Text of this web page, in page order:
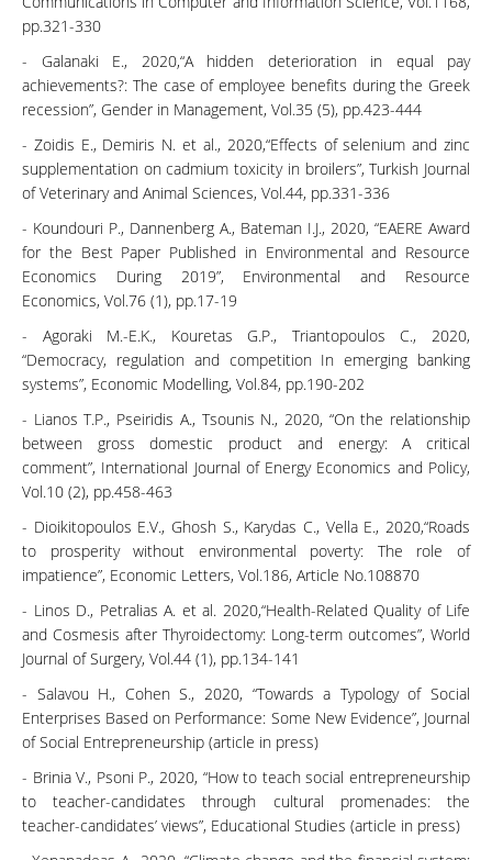
pp.321-330
- Galanaki E., 2020,“A hidden deterioration in equal pay
achievements?: The case of employee benefits during the Greek
recession”, Gender in Management, Vol.35 (5), pp.423-444
- Zoidis E., Demiris N. et al., 2020,“Effects of selenium and zinc
supplementation on cadmium toxicity in broilers”, Turkish Journal
of Veterinary and Animal Sciences, Vol.44, pp.331-336
- Koundouri P., Dannenberg A., Bateman I.J., 2020, “EAERE Award
for the Best Paper Published in Environmental and Resource
Economics During 2019”, Environmental and Resource
Economics, Vol.76 (1), pp.17-19
- Agoraki M.-E.K., Kouretas G.P., Triantopoulos C., 2020,
“Democracy, regulation and competition In emerging banking
systems”, Economic Modelling, Vol.84, pp.190-202
- Lianos T.P., Pseiridis A., Tsounis N., 2020, “On the relationship
between gross domestic product and energy: A critical
comment”, International Journal of Energy Economics and Policy,
Vol.10 (2), pp.458-463
- Dioikitopoulos E.V., Ghosh S., Karydas C., Vella E., 2020,“Roads
to prosperity without environmental poverty: The role of
impatience”, Economic Letters, Vol.186, Article No.108870
- Linos D., Petralias A. et al. 2020,“Health-Related Quality of Life
and Cosmesis after Thyroidectomy: Long-term outcomes”, World
Journal of Surgery, Vol.44 (1), pp.134-141
- Salavou H., Cohen S., 2020, “Towards a Typology of Social
Enterprises Based on Performance: Some New Evidence”, Journal
of Social Entrepreneurship (article in press)
- Brinia V., Psoni P., 2020, “How to teach social entrepreneurship
to teacher-candidates through cultural promenades: the
teacher-candidates’ views”, Educational Studies (article in press)